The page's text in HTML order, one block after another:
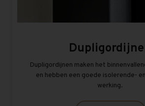
Dupligordijnen maken het
en hebben een goede isolerende-
werking.